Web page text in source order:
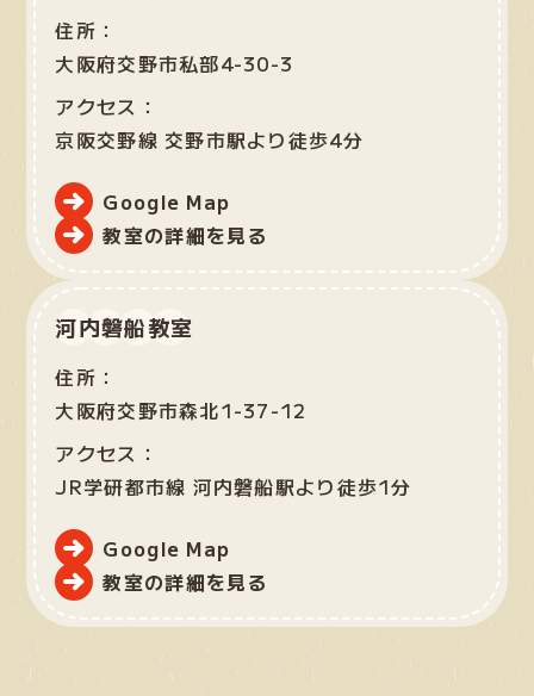
住所：
大阪府交野市私部4-30-3
アクセス：
京阪交野線 交野市駅より徒歩4分
Google Map
教室の詳細を見る
河内磐船教室
住所：
大阪府交野市森北1-37-12
アクセス：
JR学研都市線 河内磐船駅より徒歩1分
Google Map
教室の詳細を見る